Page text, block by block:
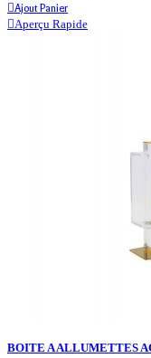
Ajout Panier
Aperçu Rapide
BOITE A ALLUMETTES